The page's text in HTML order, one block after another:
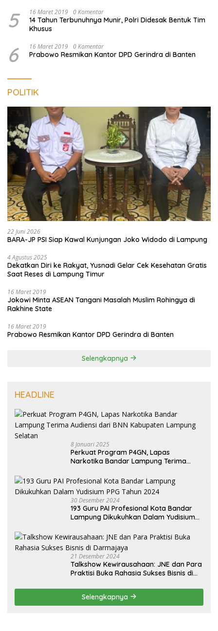
5 16 Maret 2019 0 Komentar
14 Tahun Terbunuhnya Munir, Polri Didesak Bentuk Tim
Khusus
6 16 Maret 2019 0 Komentar
Prabowo Resmikan Kantor DPD Gerindra di Banten
POLITIK
22 Juni 2026
BARA-JP PSI Siap Kawal Kunjungan Joko Widodo di Lampung
4 Agustus 2025
Dekatkan Diri ke Rakyat, Yusnadi Gelar Cek Kesehatan Gratis
Saat Reses di Lampung Timur
16 Maret 2019
Jokowi Minta ASEAN Tangani Masalah Muslim Rohingya di
Rakhine State
16 Maret 2019
Prabowo Resmikan Kantor DPD Gerindra di Banten
Selengkapnya
HEADLINE
8 Januari 2025
Perkuat Program P4GN, Lapas
Narkotika Bandar Lampung Terima
Selatan
30 Desember 2024
193 Guru PAI Profesional Kota Bandar
Lampung Dikukuhkan Dalam Yudisium
21 Desember 2024
Talkshow Kewirausahaan: JNE dan Para
Praktisi Buka Rahasia Sukses Bisnis di
Selengkapnya